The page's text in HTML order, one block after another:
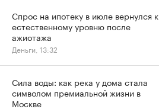
Спрос на ипотеку в июле вернулся к
естественному уровню после
ажиотажа
Деньги, 13:32
Сила воды: как река у дома стала
символом премиальной жизни в
Москве